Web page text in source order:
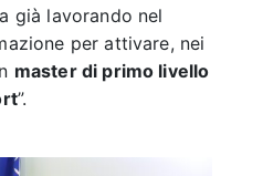
già lavorando nel
per attivare, nei
master di primo livello
”.